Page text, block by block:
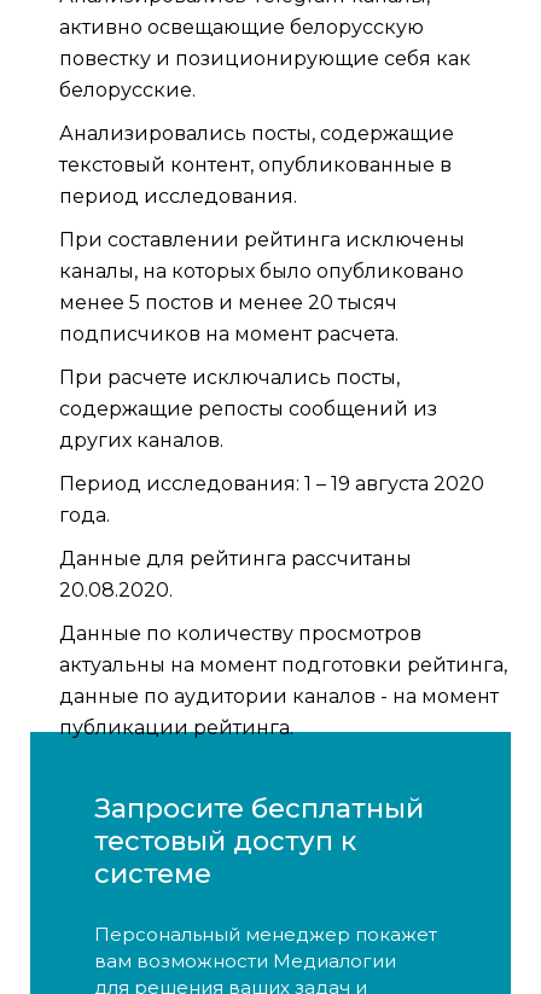
активно освещающие белорусскую
повестку и позиционирующие себя как
белорусские.
Анализировались посты, содержащие
текстовый контент, опубликованные в
период исследования.
При составлении рейтинга исключены
каналы, на которых было опубликовано
менее 5 постов и менее 20 тысяч
подписчиков на момент расчета.
При расчете исключались посты,
содержащие репосты сообщений из
других каналов.
Период исследования: 1 – 19 августа 2020
года.
Данные для рейтинга рассчитаны
20.08.2020.
Данные по количеству просмотров
актуальны на момент подготовки рейтинга,
данные по аудитории каналов - на момент
публикации рейтинга.
Запросите бесплатный
тестовый доступ к
системе
Персональный менеджер покажет
вам возможности Медиалогии
для решения ваших задач и